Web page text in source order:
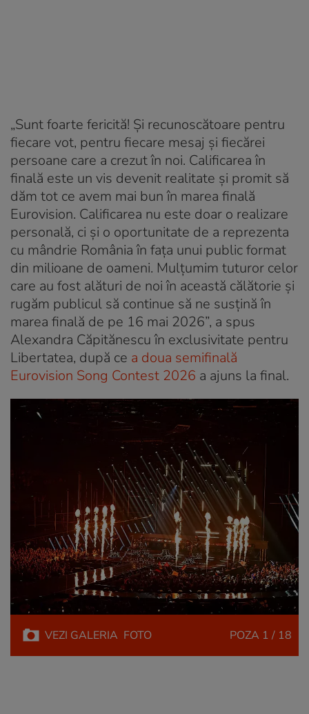
„Sunt foarte fericită! Și recunoscătoare pentru
fiecare vot, pentru fiecare mesaj și fiecărei
persoane care a crezut în noi. Calificarea în
finală este un vis devenit realitate și promit să
dăm tot ce avem mai bun în marea finală
Eurovision. Calificarea nu este doar o realizare
personală, ci și o oportunitate de a reprezenta
cu mândrie România în fața unui public format
din milioane de oameni. Mulțumim tuturor celor
care au fost alături de noi în această călătorie și
rugăm publicul să continue să ne susțină în
marea finală de pe 16 mai 2026”, a spus
Alexandra Căpitănescu în exclusivitate pentru
Libertatea, după ce a doua semifinală
Eurovision Song Contest 2026 a ajuns la final.
VEZI GALERIA FOTO POZA 1 / 18